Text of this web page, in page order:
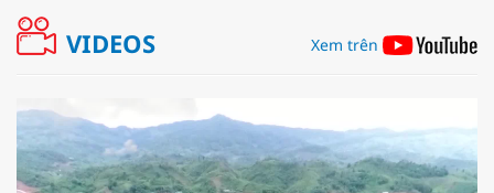
VIDEOS Xem trên